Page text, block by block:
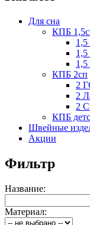
Для сна
КПБ
КПБ 2сп
2
2
2
КПБ
Швейные
Акции
Фильтр
Название:
Материал: